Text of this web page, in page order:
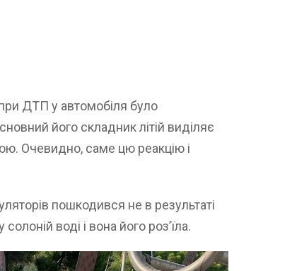
ДТП у автомобіля було
його складник літій виділяє
Очевидно, саме цю реакцію і
пошкодився не в результаті
воді і вона його роз’їла.